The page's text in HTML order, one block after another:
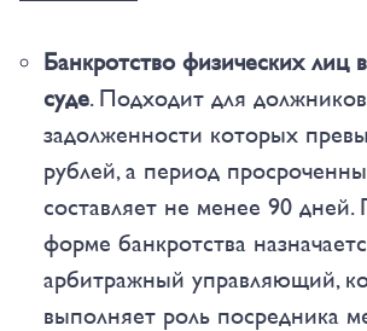
Банкротство физических лиц
суде. Подходит для
задолженности которых
рублей, а период
составляет не менее 90 дней.
форме банкротства
арбитражный управляющий,
выполняет роль посредника